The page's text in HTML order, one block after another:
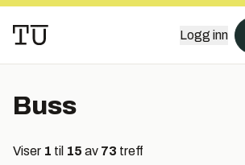
Logg inn
Buss
Viser 1 til 15 av 73 treff